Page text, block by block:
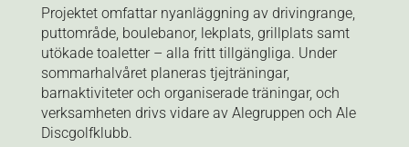
Projektet omfattar nyanläggning av drivingrange,
puttområde, boulebanor, lekplats, grillplats samt
utökade toaletter – alla fritt tillgängliga. Under
sommarhalvåret planeras tjejträningar,
barnaktiviteter och organiserade träningar, och
verksamheten drivs vidare av Alegruppen och Ale
Discgolfklubb.